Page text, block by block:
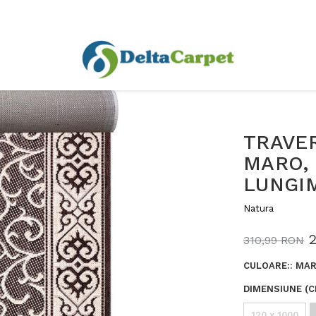
Natura
310,99 RON
CULOARE::
DIMENSIUNE